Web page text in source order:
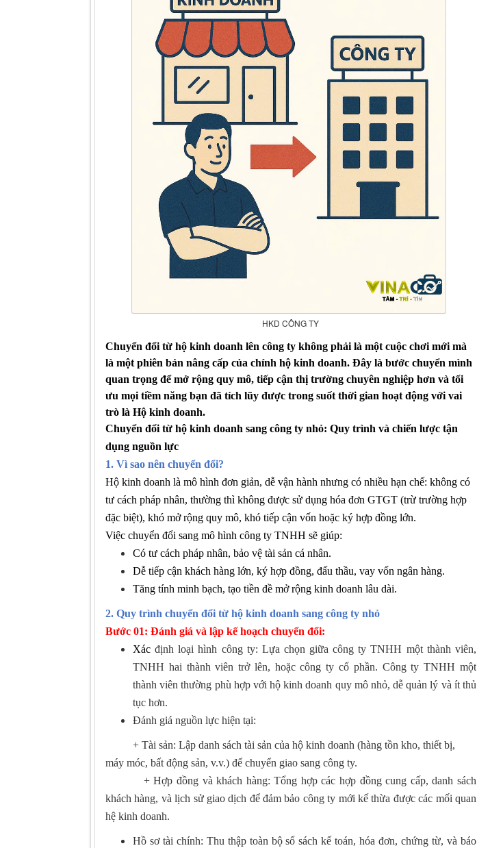
HKD CÔNG TY
Chuyển đổi từ hộ kinh doanh lên công ty không phải là một cuộc chơi mới mà
là một phiên bản nâng cấp của chính hộ kinh doanh. Đây là bước chuyển mình
quan trọng để mở rộng quy mô, tiếp cận thị trường chuyên nghiệp hơn và tối
ưu mọi tiềm năng bạn đã tích lũy được trong suốt thời gian hoạt động với vai
trò là Hộ kinh doanh.
Chuyển đổi từ hộ kinh doanh sang công ty nhỏ: Quy trình và chiến lược tận
dụng nguồn lực
1. Vì sao nên chuyển đổi?
Hộ kinh doanh là mô hình đơn giản, dễ vận hành nhưng có nhiều hạn chế: không có
tư cách pháp nhân, thường thì không được sử dụng hóa đơn GTGT (trừ trường hợp
đặc biệt), khó mở rộng quy mô, khó tiếp cận vốn hoặc ký hợp đồng lớn.
Việc chuyển đổi sang mô hình công ty TNHH sẽ giúp:
Có tư cách pháp nhân, bảo vệ tài sản cá nhân.
Dễ tiếp cận khách hàng lớn, ký hợp đồng, đấu thầu, vay vốn ngân hàng.
Tăng tính minh bạch, tạo tiền đề mở rộng kinh doanh lâu dài.
2. Quy trình chuyển đổi từ hộ kinh doanh sang công ty nhỏ
Bước 01: Đánh giá và lập kế hoạch chuyển đổi:
Xác định loại hình công ty: Lựa chọn giữa công ty TNHH một thành viên,
TNHH hai thành viên trở lên, hoặc công ty cổ phần. Công ty TNHH một
thành viên thường phù hợp với hộ kinh doanh quy mô nhỏ, dễ quản lý và ít thủ
tục hơn.
Đánh giá nguồn lực hiện tại:
+ Tài sản: Lập danh sách tài sản của hộ kinh doanh (hàng tồn kho, thiết bị,
máy móc, bất động sản, v.v.) để chuyển giao sang công ty.
+ Hợp đồng và khách hàng: Tổng hợp các hợp đồng cung cấp, danh sách
khách hàng, và lịch sử giao dịch để đảm bảo công ty mới kế thừa được các mối quan
hệ kinh doanh.
Hồ sơ tài chính: Thu thập toàn bộ sổ sách kế toán, hóa đơn, chứng từ, và báo